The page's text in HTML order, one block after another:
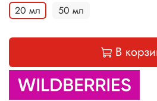
20 мл 50 мл
В